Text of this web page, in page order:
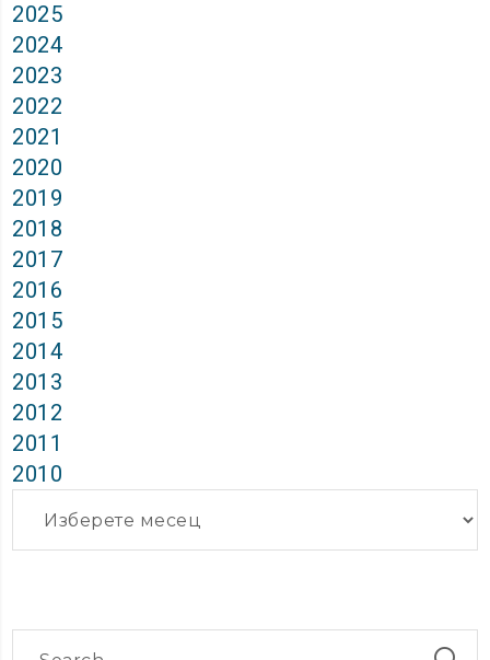
2025
2024
2023
2022
2021
2020
2019
2018
2017
2016
2015
2014
2013
2012
2011
2010